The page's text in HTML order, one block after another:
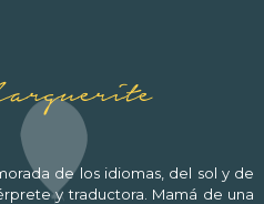
de los idiomas, del sol y de
y traductora. Mamá de una